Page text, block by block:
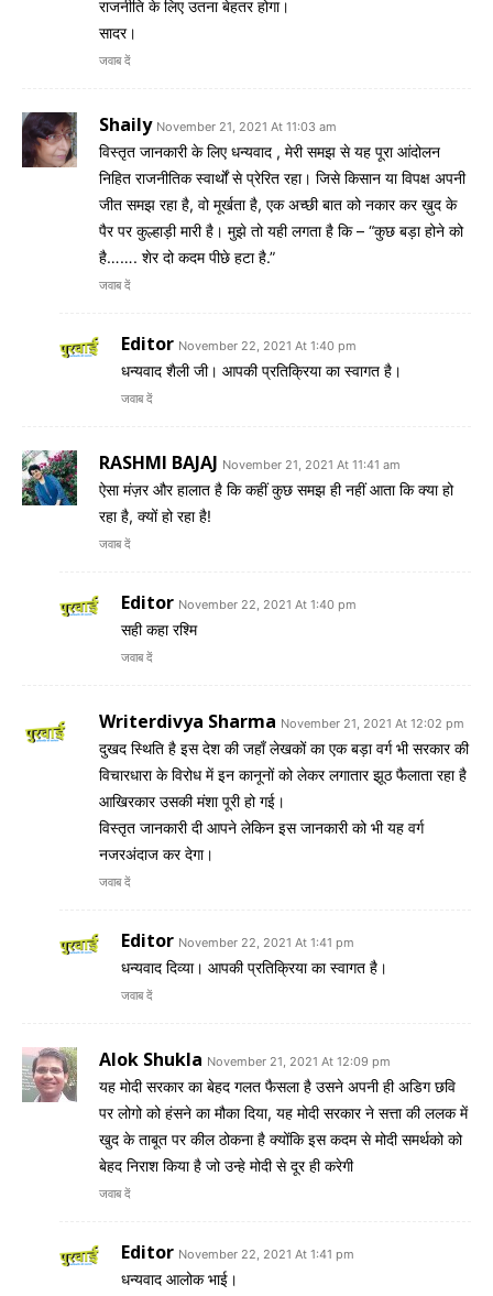
राजनीति के लिए उतना बेहतर होगा।
सादर।
जवाब दें
Shaily November 21, 2021 At 11:03 am
विस्तृत जानकारी के लिए धन्यवाद , मेरी समझ से यह पूरा आंदोलन
निहित राजनीतिक स्वार्थों से प्रेरित रहा। जिसे किसान या विपक्ष अपनी
जीत समझ रहा है, वो मूर्खता है, एक अच्छी बात को नकार कर ख़ुद के
पैर पर कुल्हाड़ी मारी है। मुझे तो यही लगता है कि – “कुछ बड़ा होने को
है……. शेर दो कदम पीछे हटा है.”
जवाब दें
Editor November 22, 2021 At 1:40 pm
धन्यवाद शैली जी। आपकी प्रतिक्रिया का स्वागत है।
जवाब दें
RASHMI BAJAJ November 21, 2021 At 11:41 am
ऐसा मंज़र और हालात है कि कहीं कुछ समझ ही नहीं आता कि क्या हो
रहा है, क्यों हो रहा है!
जवाब दें
Editor November 22, 2021 At 1:40 pm
सही कहा रश्मि
जवाब दें
Writerdivya Sharma November 21, 2021 At 12:02 pm
दुखद स्थिति है इस देश की जहाँ लेखकों का एक बड़ा वर्ग भी सरकार की
विचारधारा के विरोध में इन कानूनों को लेकर लगातार झूठ फैलाता रहा है
आखिरकार उसकी मंशा पूरी हो गई।
विस्तृत जानकारी दी आपने लेकिन इस जानकारी को भी यह वर्ग
नजरअंदाज कर देगा।
जवाब दें
Editor November 22, 2021 At 1:41 pm
धन्यवाद दिव्या। आपकी प्रतिक्रिया का स्वागत है।
जवाब दें
Alok Shukla November 21, 2021 At 12:09 pm
यह मोदी सरकार का बेहद गलत फैसला है उसने अपनी ही अडिग छवि
पर लोगो को हंसने का मौका दिया, यह मोदी सरकार ने सत्ता की ललक में
खुद के ताबूत पर कील ठोकना है क्योंकि इस कदम से मोदी समर्थको को
बेहद निराश किया है जो उन्हे मोदी से दूर ही करेगी
जवाब दें
Editor November 22, 2021 At 1:41 pm
धन्यवाद आलोक भाई।